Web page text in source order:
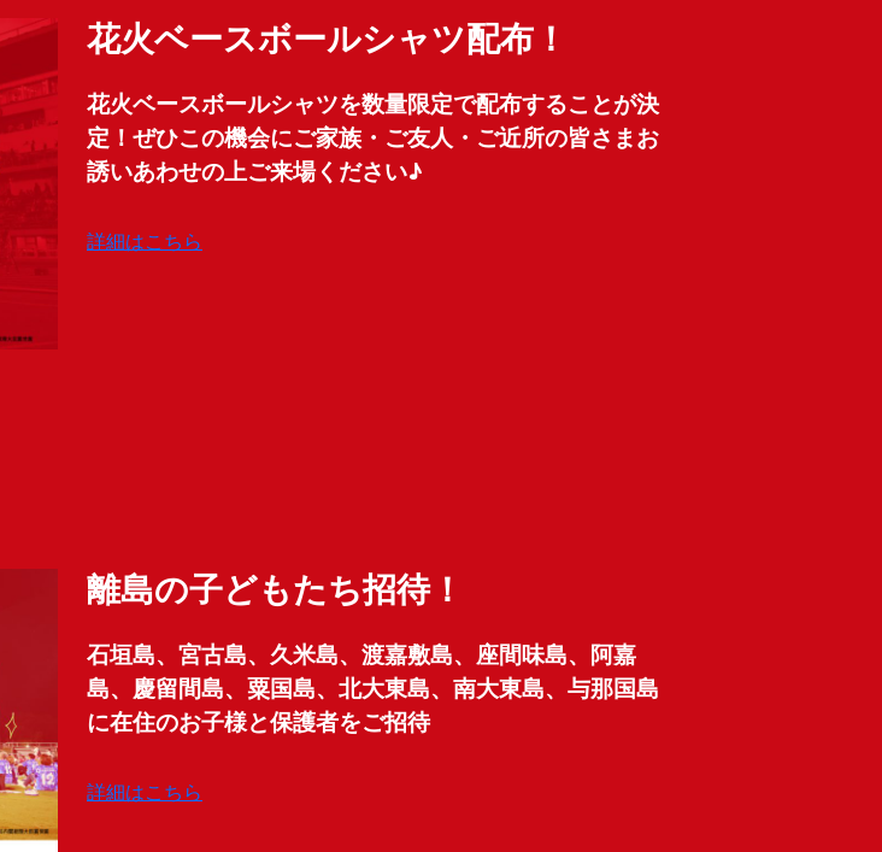
花火ベースボールシャツ配布！
花火ベースボールシャツを数量限定で配布することが決
定！ぜひこの機会にご家族・ご友人・ご近所の皆さまお
誘いあわせの上ご来場ください♪
詳細はこちら
離島の子どもたち招待！
石垣島、宮古島、久米島、渡嘉敷島、座間味島、阿嘉
島、慶留間島、粟国島、北大東島、南大東島、与那国島
に在住のお子様と保護者をご招待
詳細はこちら